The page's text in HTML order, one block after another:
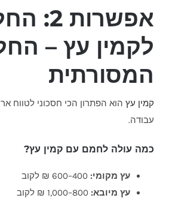
אפשרות 2:
לקמין עץ –
המסורתית
קמין עץהוא הפתרון הכי חסכוני לטווח
עבודה.
כמה עולה לחמם עם קמין עץ?
עץ מקומי:400–600 ₪ לקוב
עץ מיובא:800–1,000 ₪ לקוב